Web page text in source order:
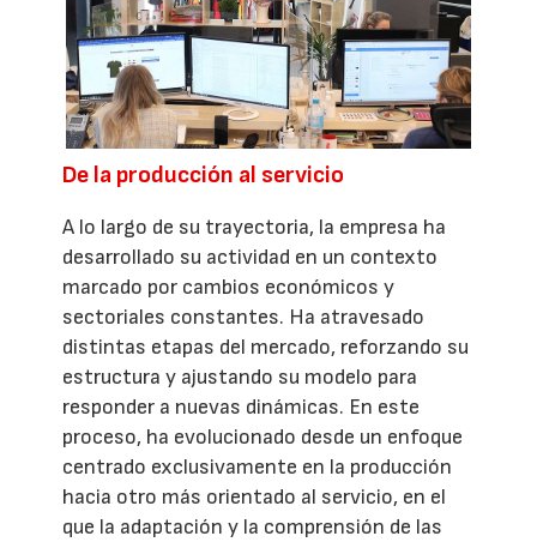
De la producción al servicio
A lo largo de su trayectoria, la empresa ha
desarrollado su actividad en un contexto
marcado por cambios económicos y
sectoriales constantes. Ha atravesado
distintas etapas del mercado, reforzando su
estructura y ajustando su modelo para
responder a nuevas dinámicas. En este
proceso, ha evolucionado desde un enfoque
centrado exclusivamente en la producción
hacia otro más orientado al servicio, en el
que la adaptación y la comprensión de las